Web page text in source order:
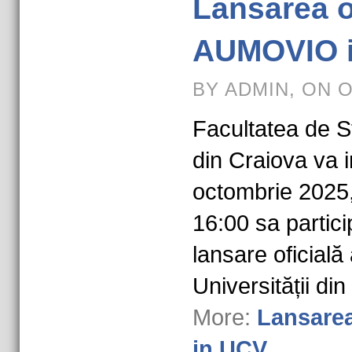
Lansarea
AUMOVIO
BY ADMIN, ON
Facultatea de
din Craiova va
octombrie
16:00 sa
lansare
Universității
More: